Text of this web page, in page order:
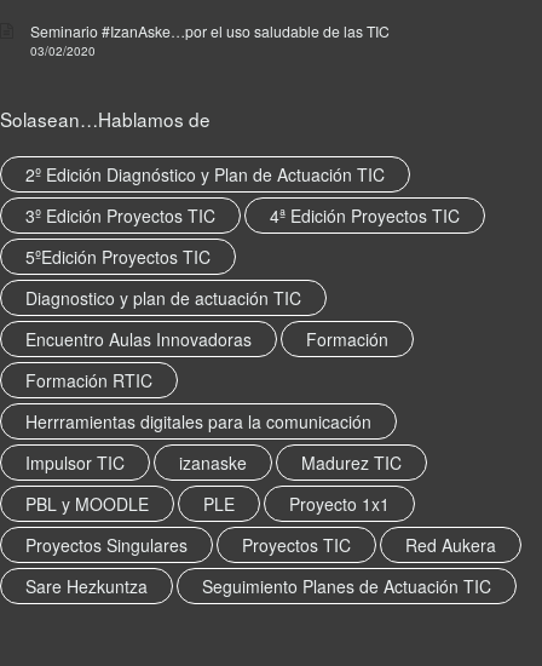
Seminario #IzanAske…por el uso saludable de las TIC
03/02/2020
Solasean…Hablamos de
2º Edición Diagnóstico y Plan de Actuación TIC
3º Edición Proyectos TIC
4ª Edición Proyectos TIC
5ºEdición Proyectos TIC
Diagnostico y plan de actuación TIC
Encuentro Aulas Innovadoras
Formación
Formación RTIC
Herrramientas digitales para la comunicación
Impulsor TIC
izanaske
Madurez TIC
PBL y MOODLE
PLE
Proyecto 1x1
Proyectos Singulares
Proyectos TIC
Red Aukera
Sare Hezkuntza
Seguimiento Planes de Actuación TIC